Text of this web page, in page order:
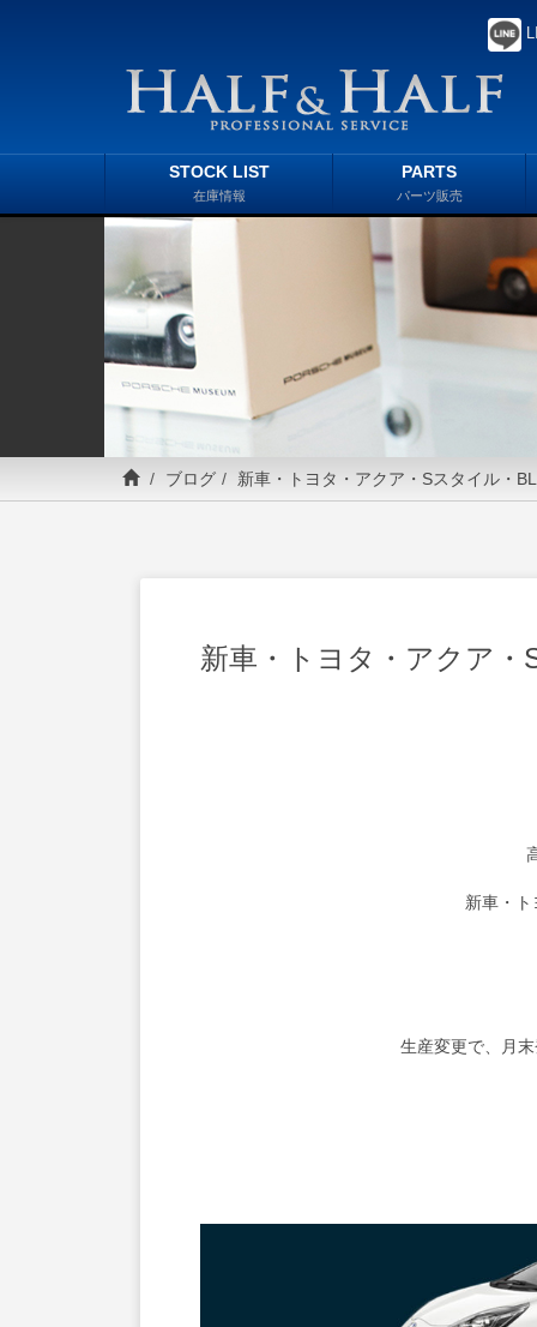
STOCK LIST
在庫情報
PARTS
パーツ販売
ブログ 新車・トヨタ・アクア・Sスタイル・
新車・トヨタ・アクア
新車・
生産変更で、月